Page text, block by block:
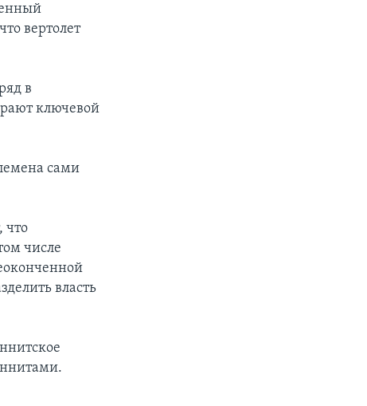
вертолет
в
ключевой
сами
что
числе
власть